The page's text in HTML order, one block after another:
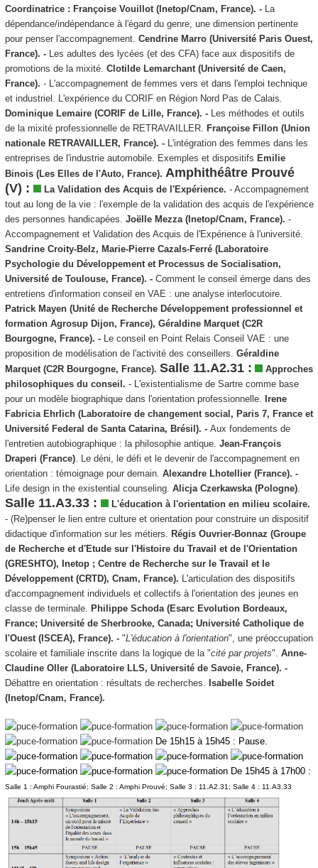
Coordinatrice : Françoise Vouillot (Inetop/Cnam, France). -La
dépendance/indépendance à l'égard du genre, une dimension pertinente
pour penser l'accompagnement. Cendrine Marro (Université Paris Ouest,
France). -Les adultes des lycées (et des CFA) face aux dispositifs de
promotions de la mixité. Clotilde Lemarchant (Université de Caen,
France). - L'accompagnement de femmes vers et dans l'emploi technique
et industriel. L'expérience du CORIF en Région Nord Pas de Calais
Dominique Lemaire (CORIF de Lille, France). - Les méthodes et outils
de la mixité professionnelle de RETRAVAILLER. Françoise Fillon (Union
nationale RETRAVAILLER, France). - L'intégration des femmes dans les
entreprises de l'industrie automobile. Exemples et dispositifs Emilie
Binois (Les Elles de l'Auto, France). Amphithéâtre Prouvé
(V) :
La Validation des Acquis de l'Expérience. - Accompagnement
tout au long de la vie : l'exemple de la validation des acquis de l'expérience
des personnes handicapées. Joëlle Mezza (Inetop/Cnam, France). -
Accompagnement et Validation des Acquis de l'Expérience à l'université.
Sandrine Croity-Belz, Marie-Pierre Cazals-Ferré (Laboratoire
Psychologie du Développement et Processus de Socialisation,
Université de Toulouse, France). - Comment le conseil émerge dans des
entretiens d'information conseil en VAE : une analyse interlocutoire.
Patrick Mayen (Unité de Recherche Développement professionnel et
formation Agrosup Dijon, France), Géraldine Marquet (C2R
Bourgogne, France). - Le conseil en Point Relais Conseil VAE : une
proposition de modélisation de l'activité des conseillers. Géraldine
Marquet (C2R Bourgogne, France). Salle 11.A2.31 :
Approches
philosophiques du conseil. - L'existentialisme de Sartre comme base
pour un modèle biographique dans l'orientation professionnelle. Irene
Fabricia Ehrlich (Laboratoire de changement social, Paris 7, France et
Université Federal de Santa Catarina, Brésil). - Aux fondements de
l'entretien autobiographique : la philosophie antique. Jean-François
Draperi (France). Le déni, le défi et le devenir de l'accompagnement en
orientation : témoignage pour demain. Alexandre Lhotellier (France). -
Life design in the existential counseling. Alicja Czerkawska (Pologne).
Salle 11.A3.33 :
L'éducation à l'orientation en milieu scolaire.
- (Re)penser le lien entre culture et orientation pour construire un dispositif
didactique d'information sur les métiers. Régis Ouvrier-Bonnaz (Groupe
de Recherche et d'Etude sur l'Histoire du Travail et de l'Orientation
(GRESHTO), Inetop ; Centre de Recherche sur le Travail et le
Développement (CRTD), Cnam, France). L'articulation des dispositifs
d'accompagnement individuels et collectifs à l'orientation des jeunes en
classe de terminale. Philippe Schoda (Esarc Evolution Bordeaux,
France; Université de Sherbrooke, Canada; Université Catholique de
l'Ouest (ISCEA), France). - "L'éducation à l'orientation", une préoccupation
scolaire et familiale inscrite dans la logique de la "cité par projets". Anne-
Claudine Oller (Laboratoire LLS, Université de Savoie, France). -
Débattre en orientation : résultats de recherches. Isabelle Soidet
(Inetop/Cnam, France).
De 15h15 à 15h45 : Pause.
De 15h45 à 17h00 :
Salle 1 : Amphi Fourastié; Salle 2 : Amphi Prouvé; Salle 3 : 11.A2.31; Salle 4 : 11.A3.33